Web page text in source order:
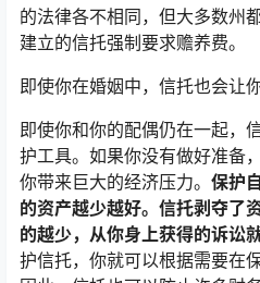
的法律各不相同，但大多数州
建立的信托强制要求赡养费。
即使你在婚姻中，信托也会让你
即使你和你的配偶仍在一起，
护工具。如果你没有做好准备
你带来巨大的经济压力。 保护
的资产越少越好。信托剥夺了
的越少，从你身上获得的诉讼就
护信托，你就可以根据需要在